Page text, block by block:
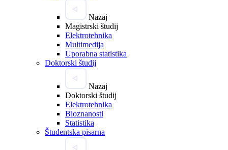
Nazaj
Magistrski študij
Elektrotehnika
Multimedija
Uporabna statistika
Doktorski študij
Nazaj
Doktorski študij
Elektrotehnika
Bioznanosti
Statistika
Študentska pisarna